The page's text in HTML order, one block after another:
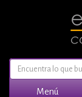
Menú